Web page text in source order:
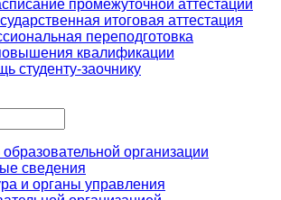
промежуточной аттестации
итоговая аттестация
переподготовка
квалификации
студенту-заочнику
организации
сведения
и органы управления